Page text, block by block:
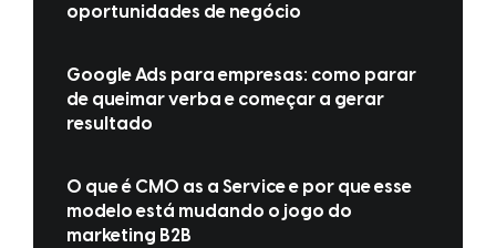
oportunidades de negócio
Google Ads para empresas: como parar
de queimar verba e começar a gerar
resultado
O que é CMO as a Service e por que esse
modelo está mudando o jogo do
marketing B2B